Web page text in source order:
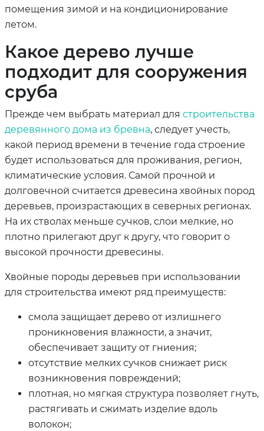
помещения зимой и на кондиционирование
летом.
Какое дерево лучше
подходит для сооружения
сруба
Прежде чем выбрать материал для строительства
деревянного дома из бревна, следует учесть,
какой период времени в течение года строение
будет использоваться для проживания, регион,
климатические условия. Самой прочной и
долговечной считается древесина хвойных пород
деревьев, произрастающих в северных регионах.
На их стволах меньше сучков, слои мелкие, но
плотно прилегают друг к другу, что говорит о
высокой прочности древесины.
Хвойные породы деревьев при использовании
для строительства имеют ряд преимуществ:
смола защищает дерево от излишнего
проникновения влажности, а значит,
обеспечивает защиту от гниения;
отсутствие мелких сучков снижает риск
возникновения повреждений;
плотная, но мягкая структура позволяет гнуть,
растягивать и сжимать изделие вдоль
волокон;